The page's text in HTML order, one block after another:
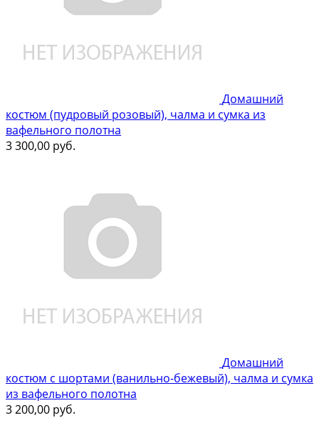
Домашний
костюм (пудровый розовый), чалма и сумка из
вафельного полотна
3 300,00 руб.
Домашний
костюм с шортами (ванильно-бежевый), чалма и сумка
из вафельного полотна
3 200,00 руб.